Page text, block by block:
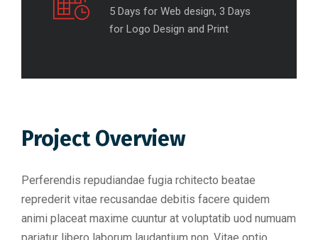
5 Days for Web design, 3 Days
for Logo Design and Print
Project Overview
Perferendis repudiandae fugia rchitecto beatae
reprederit vitae recusandae debitis facere quidem
animi placeat maxime cuuntur at voluptatib uod numuam